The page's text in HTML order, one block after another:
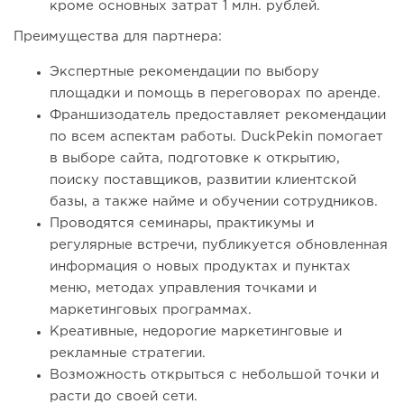
кроме основных затрат 1 млн. рублей.
Преимущества для партнера:
Экспертные рекомендации по выбору
площадки и помощь в переговорах по аренде.
Франшизодатель предоставляет рекомендации
по всем аспектам работы. DuckPekin помогает
в выборе сайта, подготовке к открытию,
поиску поставщиков, развитии клиентской
базы, а также найме и обучении сотрудников.
Проводятся семинары, практикумы и
регулярные встречи, публикуется обновленная
информация о новых продуктах и ​​пунктах
меню, методах управления точками и
маркетинговых программах.
Креативные, недорогие маркетинговые и
рекламные стратегии.
Возможность открыться с небольшой точки и
расти до своей сети.